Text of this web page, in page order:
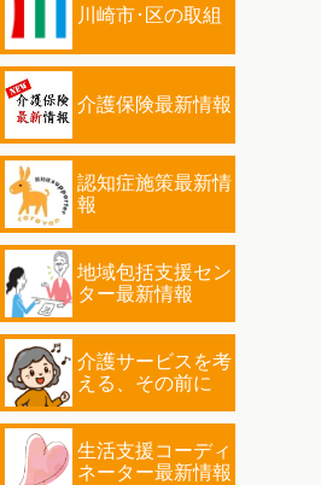
川崎市･区の取組
介護保険最新情報
認知症施策最新情
報
地域包括支援セン
ター最新情報
介護サービスを考
える、その前に
生活支援コーディ
ネーター最新情報